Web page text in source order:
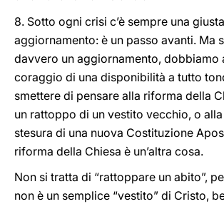
8. Sotto ogni crisi c’è sempre una
aggiornamento: è un passo avanti. Ma
davvero un aggiornamento, dobbiamo
coraggio di una disponibilità a tutto
smettere di pensare alla riforma della
un rattoppo di un vestito vecchio, o
stesura di una nuova Costituzione
riforma della Chiesa è un’altra cosa.
Non si tratta di “rattoppare un abito”,
non è un semplice “vestito” di Cristo,